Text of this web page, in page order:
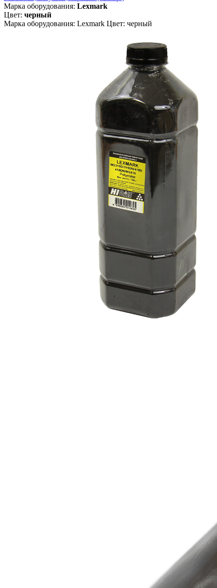
Марка оборудования: Lexmark
Цвет: черный
Марка оборудования: Lexmark Цвет: черный